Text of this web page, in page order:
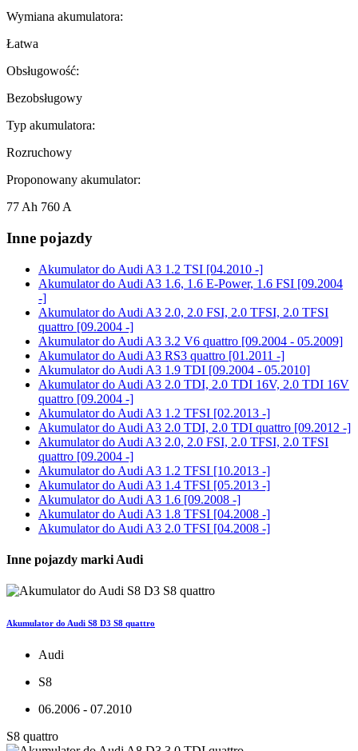
Wymiana akumulatora:
Łatwa
Obsługowość:
Bezobsługowy
Typ akumulatora:
Rozruchowy
Proponowany akumulator:
77 Ah 760 A
Inne pojazdy
Akumulator do Audi A3 1.2 TSI [04.2010 -]
Akumulator do Audi A3 1.6, 1.6 E-Power, 1.6 FSI [09.2004
-]
Akumulator do Audi A3 2.0, 2.0 FSI, 2.0 TFSI, 2.0 TFSI
quattro [09.2004 -]
Akumulator do Audi A3 3.2 V6 quattro [09.2004 - 05.2009]
Akumulator do Audi A3 RS3 quattro [01.2011 -]
Akumulator do Audi A3 1.9 TDI [09.2004 - 05.2010]
Akumulator do Audi A3 2.0 TDI, 2.0 TDI 16V, 2.0 TDI 16V
quattro [09.2004 -]
Akumulator do Audi A3 1.2 TFSI [02.2013 -]
Akumulator do Audi A3 2.0 TDI, 2.0 TDI quattro [09.2012 -]
Akumulator do Audi A3 2.0, 2.0 FSI, 2.0 TFSI, 2.0 TFSI
quattro [09.2004 -]
Akumulator do Audi A3 1.2 TFSI [10.2013 -]
Akumulator do Audi A3 1.4 TFSI [05.2013 -]
Akumulator do Audi A3 1.6 [09.2008 -]
Akumulator do Audi A3 1.8 TFSI [04.2008 -]
Akumulator do Audi A3 2.0 TFSI [04.2008 -]
Inne pojazdy marki Audi
Akumulator do Audi S8 D3 S8 quattro
Audi
S8
06.2006 - 07.2010
S8 quattro